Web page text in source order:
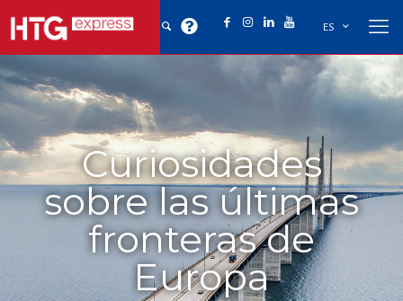
ES
Curiosidades
sobre las últimas
fronteras de
Europa